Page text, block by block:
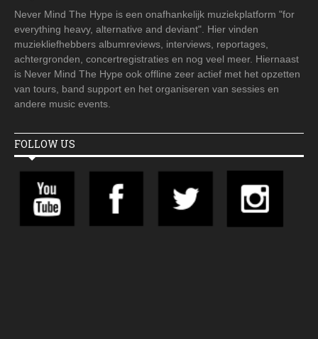
Never Mind The Hype is een onafhankelijk muziekplatform "for
everything heavy, alternative and deviant". Hier vinden
muziekliefhebbers albumreviews, interviews, reportages,
achtergronden, concertregistraties en nog veel meer. Hiernaast
is Never Mind The Hype ook offline zeer actief met het opzetten
van tours, band support en het organiseren van sessies en
andere music events.
FOLLOW US